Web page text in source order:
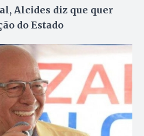
Alcides diz que quer
do Estado